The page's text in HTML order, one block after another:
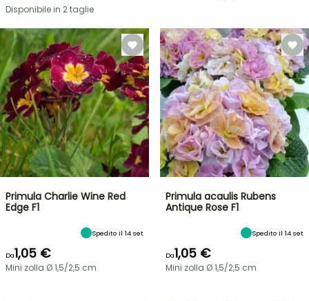
Disponibile in 2 taglie
Primula Charlie Wine Red
Edge F1
Spedito il 14 set
Da1,05 €
Mini zolla Ø 1,5/2,5 cm
Primula acaulis Rubens
Antique Rose F1
Spedito il 14 set
Da1,05 €
Mini zolla Ø 1,5/2,5 cm